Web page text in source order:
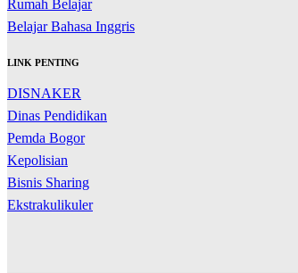
Rumah Belajar
Belajar Bahasa Inggris
LINK PENTING
DISNAKER
Dinas Pendidikan
Pemda Bogor
Kepolisian
Bisnis Sharing
Ekstrakulikuler